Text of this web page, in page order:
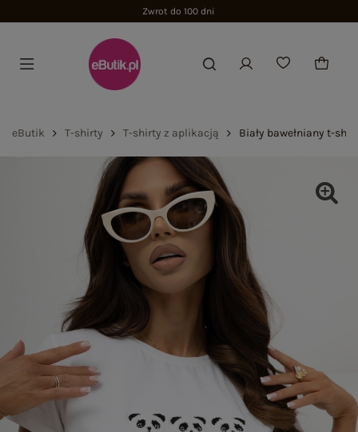
Zwrot do 100 dni
eButik T-shirty T-shirty z aplikacją Biały bawełniany t-